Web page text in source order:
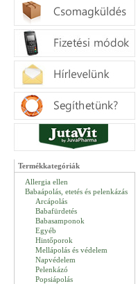
Termékkategóriák
Allergia ellen
Babaápolás, etetés és pelenkázás
Arcápolás
Babafürdetés
Babasamponok
Egyéb
Hintőporok
Mellápolás és védelem
Napvédelem
Pelenkázó
Popsiápolás